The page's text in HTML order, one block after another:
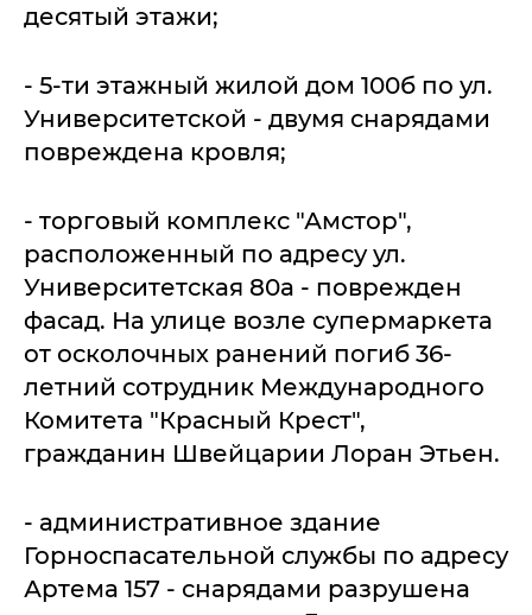
десятый этажи;
- 5-ти этажный жилой дом 100б по ул.
Университетской - двумя снарядами
повреждена кровля;
- торговый комплекс "Амстор",
расположенный по адресу ул.
Университетская 80а - поврежден
фасад. На улице возле супермаркета
от осколочных ранений погиб 36-
летний сотрудник Международного
Комитета "Красный Крест",
гражданин Швейцарии Лоран Этьен.
- административное здание
Горноспасательной службы по адресу
Артема 157 - снарядами разрушена